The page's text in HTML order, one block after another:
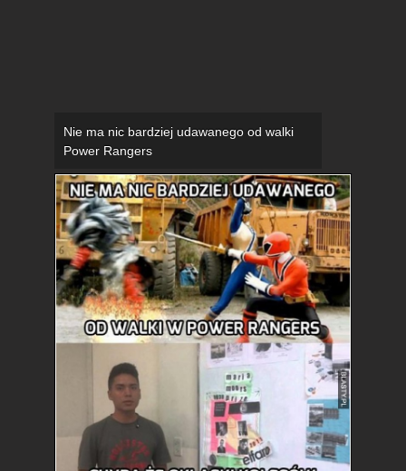
Nie ma nic bardziej udawanego od walki
Power Rangers